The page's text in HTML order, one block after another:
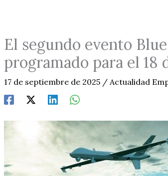
El segundo evento
programado para el 18
17 de septiembre de 2025 / Actualidad